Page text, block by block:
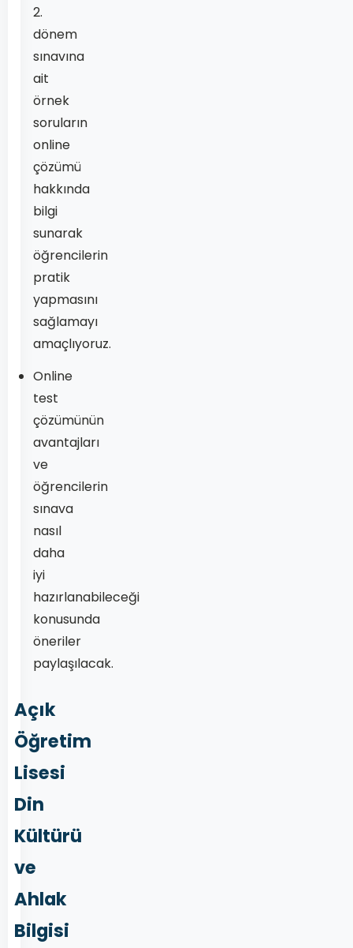
2.
dönem
sınavına
ait
örnek
soruların
online
çözümü
hakkında
bilgi
sunarak
öğrencilerin
pratik
yapmasını
sağlamayı
amaçlıyoruz.
Online
test
çözümünün
avantajları
ve
öğrencilerin
sınava
nasıl
daha
iyi
hazırlanabileceği
konusunda
öneriler
paylaşılacak.
Açık
Öğretim
Lisesi
Din
Kültürü
ve
Ahlak
Bilgisi